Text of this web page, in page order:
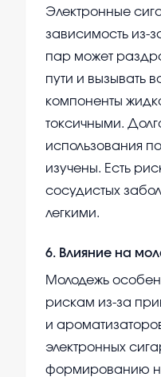
Электронные
зависимость из-
пар может
пути и вызывать
компоненты
токсичными.
использования
изучены. Есть
сосудистых
легкими.
6. Влияние на
Молодежь
рискам из-за
и
электронных
формированию